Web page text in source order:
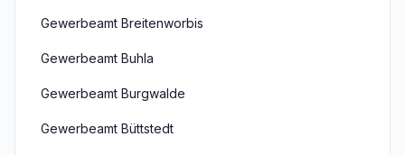
Gewerbeamt Breitenworbis
Gewerbeamt Buhla
Gewerbeamt Burgwalde
Gewerbeamt Büttstedt